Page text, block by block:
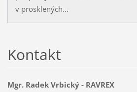
v prosklených...
Kontakt
Mgr. Radek Vrbický - RAVREX